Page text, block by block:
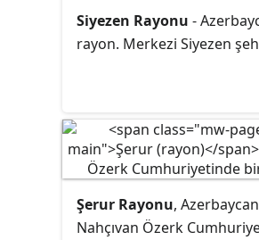
Siyezen Rayonu -
rayon. Merkezi Siyezen
Şerur Rayonu,
Nahçıvan Özerk